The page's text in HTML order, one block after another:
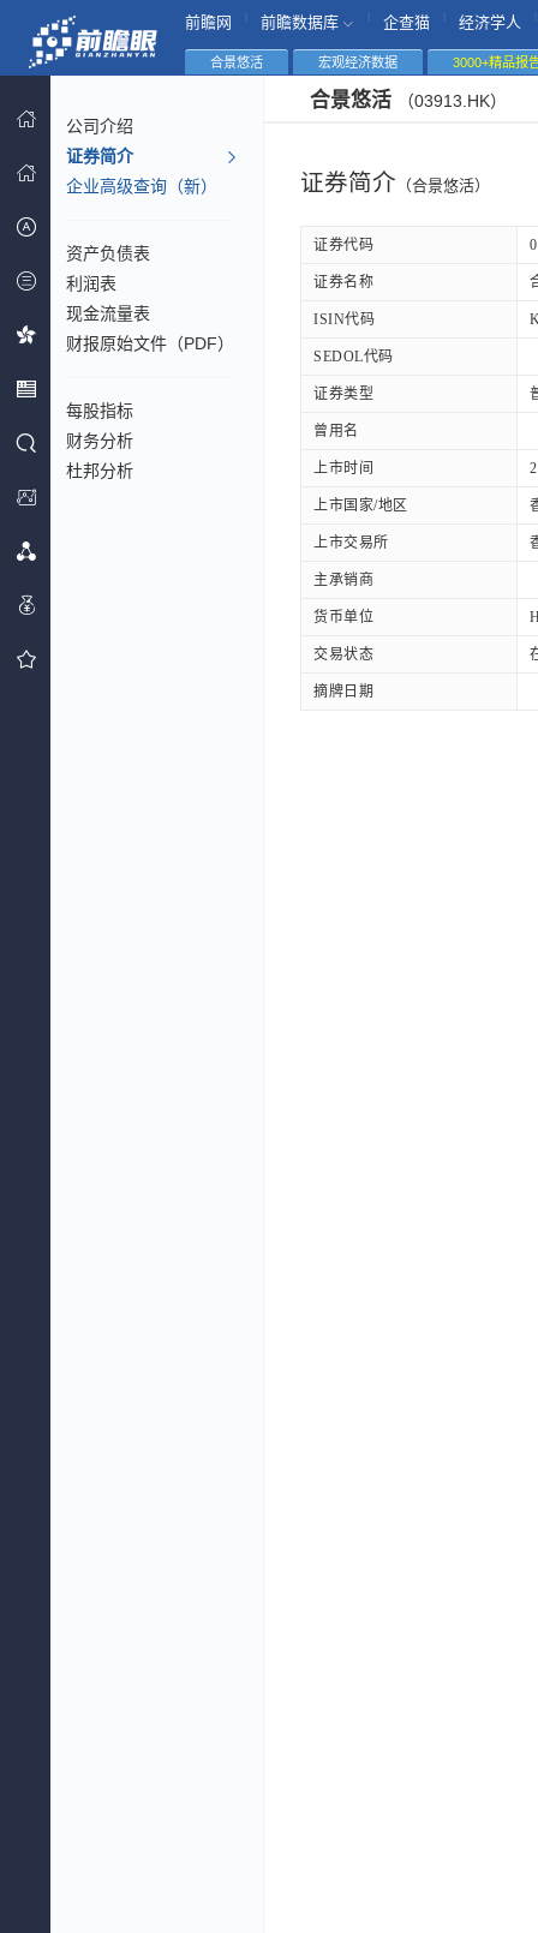
前瞻网 前瞻数据库 企查猫 经济学人
合景悠活 宏观经济数据 3000+精品报
公司介绍
证券简介
企业高级查询（新）
资产负债表
利润表
现金流量表
财报原始文件（PDF）
每股指标
财务分析
杜邦分析
合景悠活 （03913.HK）
证券简介 （合景悠活）
证券代码
证券名称
ISIN代码
SEDOL代码
证券类型
曾用名
上市时间
上市国家/地区
上市交易所
主承销商
货币单位
交易状态
摘牌日期